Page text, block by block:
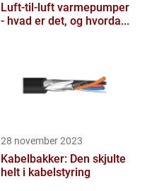
Luft-til-luft varmepumper
- hvad er det, og hvorda...
28 november 2023
Kabelbakker: Den skjulte
helt i kabelstyring